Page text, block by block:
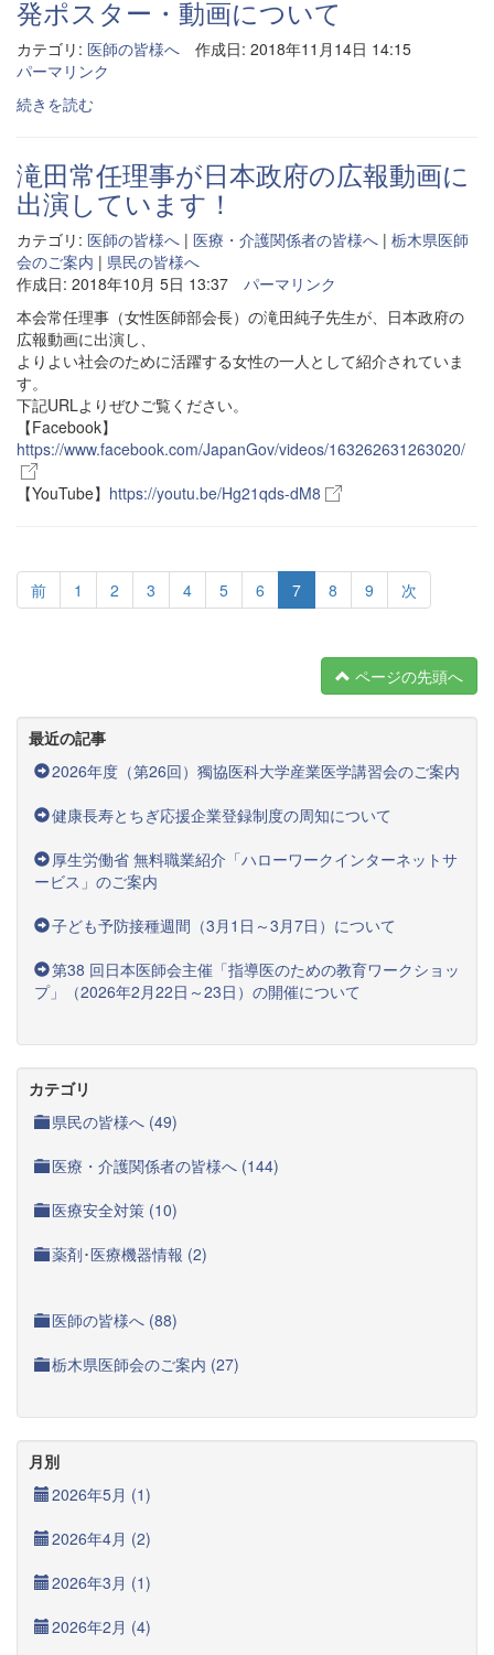
発ポスター・動画について
カテゴリ: 医師の皆様へ
作成日: 2018年11月14日 14:15
パーマリンク
続きを読む
滝田常任理事が日本政府の広報動画に
出演しています！
カテゴリ: 医師の皆様へ | 医療・介護関係者の皆様へ | 栃木県医師
会のご案内 | 県民の皆様へ
作成日: 2018年10月 5日 13:37
パーマリンク
本会常任理事（女性医師部会長）の滝田純子先生が、日本政府の
広報動画に出演し、
よりよい社会のために活躍する女性の一人として紹介されていま
す。
下記URLよりぜひご覧ください。
【Facebook】
https://www.facebook.com/JapanGov/videos/163262631263020/
【YouTube】 https://youtu.be/Hg21qds-dM8
前 1 2 3 4 5 6 7 8 9 次
ページの先頭へ
最近の記事
2026年度（第26回）獨協医科大学産業医学講習会のご案内
健康長寿とちぎ応援企業登録制度の周知について
厚生労働省 無料職業紹介「ハローワークインターネットサ
ービス」のご案内
子ども予防接種週間（3月1日～3月7日）について
第38 回日本医師会主催「指導医のための教育ワークショッ
プ」（2026年2月22日～23日）の開催について
カテゴリ
県民の皆様へ (49)
医療・介護関係者の皆様へ (144)
医療安全対策 (10)
薬剤･医療機器情報 (2)
医師の皆様へ (88)
栃木県医師会のご案内 (27)
月別
2026年5月 (1)
2026年4月 (2)
2026年3月 (1)
2026年2月 (4)